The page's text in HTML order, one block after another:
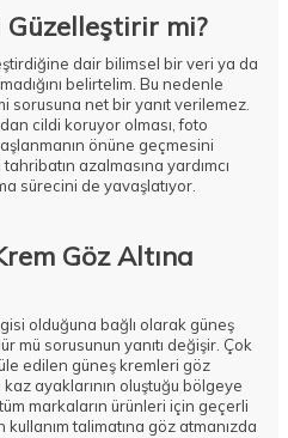
Güzelleştirir mi?
dair bilimsel bir veri ya da
belirtelim. Bu nedenle
sorusuna net bir yanıt verilemez.
cildi koruyor olması, foto
önüne geçmesini
azalmasına yardımcı
sürecini de yavaşlatıyor.
Göz Altına
olduğuna bağlı olarak güneş
mü sorusunun yanıtı değişir. Çok
edilen güneş kremleri göz
ayaklarının oluştuğu bölgeye
markaların ürünleri için geçerli
talimatına göz atmanızda